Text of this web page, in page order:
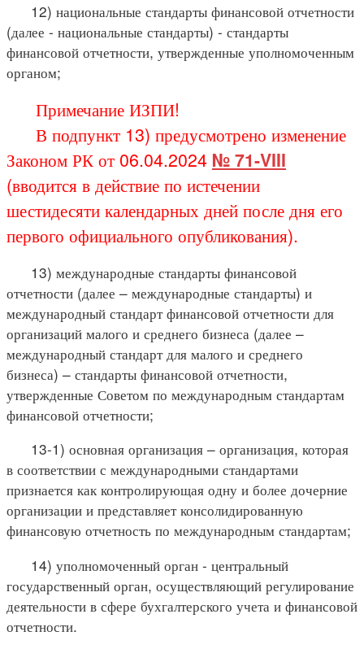
12) национальные стандарты финансовой отчетности
(далее - национальные стандарты) - стандарты
финансовой отчетности, утвержденные уполномоченным
органом;
Примечание ИЗПИ!
В подпункт 13) предусмотрено изменение
Законом РК от 06.04.2024 № 71-VIII
(вводится в действие по истечении
шестидесяти календарных дней после дня его
первого официального опубликования).
13) международные стандарты финансовой
отчетности (далее – международные стандарты) и
международный стандарт финансовой отчетности для
организаций малого и среднего бизнеса (далее –
международный стандарт для малого и среднего
бизнеса) – стандарты финансовой отчетности,
утвержденные Советом по международным стандартам
финансовой отчетности;
13-1) основная организация – организация, которая
в соответствии с международными стандартами
признается как контролирующая одну и более дочерние
организации и представляет консолидированную
финансовую отчетность по международным стандартам;
14) уполномоченный орган - центральный
государственный орган, осуществляющий регулирование
деятельности в сфере бухгалтерского учета и финансовой
отчетности.